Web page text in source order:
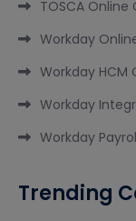
TOSCA Online
Workday
Workday HCM
Workday
Workday
Trending